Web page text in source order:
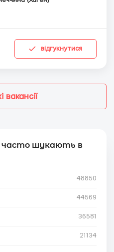
відгукнутися
вакансії
часто шукають в
48850
44569
36581
21134